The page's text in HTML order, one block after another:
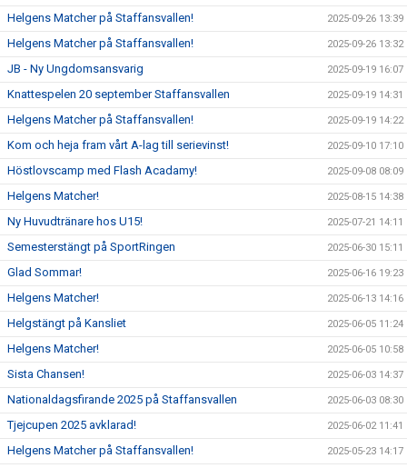
Helgens Matcher på Staffansvallen! 2025-09-26 13:39
Helgens Matcher på Staffansvallen! 2025-09-26 13:32
JB - Ny Ungdomsansvarig 2025-09-19 16:07
Knattespelen 20 september Staffansvallen 2025-09-19 14:31
Helgens Matcher på Staffansvallen! 2025-09-19 14:22
Kom och heja fram vårt A-lag till serievinst! 2025-09-10 17:10
Höstlovscamp med Flash Acadamy! 2025-09-08 08:09
Helgens Matcher! 2025-08-15 14:38
Ny Huvudtränare hos U15! 2025-07-21 14:11
Semesterstängt på SportRingen 2025-06-30 15:11
Glad Sommar! 2025-06-16 19:23
Helgens Matcher! 2025-06-13 14:16
Helgstängt på Kansliet 2025-06-05 11:24
Helgens Matcher! 2025-06-05 10:58
Sista Chansen! 2025-06-03 14:37
Nationaldagsfirande 2025 på Staffansvallen 2025-06-03 08:30
Tjejcupen 2025 avklarad! 2025-06-02 11:41
Helgens Matcher på Staffansvallen! 2025-05-23 14:17